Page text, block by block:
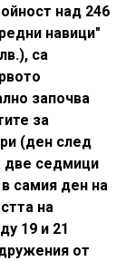
над 246
навици"
са
започва
за
(ден след
две седмици
самия ден на
на
19 и 21
от